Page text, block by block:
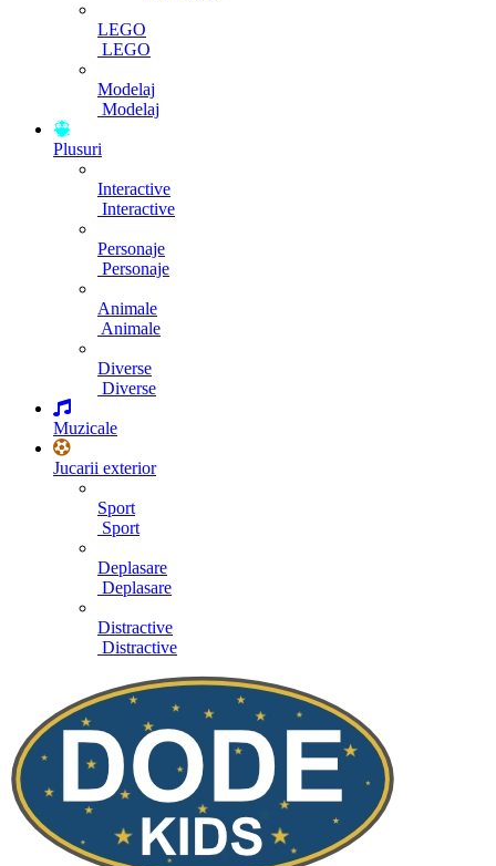
LEGO
LEGO
Modelaj
Modelaj
Plusuri
Interactive
Interactive
Personaje
Personaje
Animale
Animale
Diverse
Diverse
Muzicale
Jucarii exterior
Sport
Sport
Deplasare
Deplasare
Distractive
Distractive